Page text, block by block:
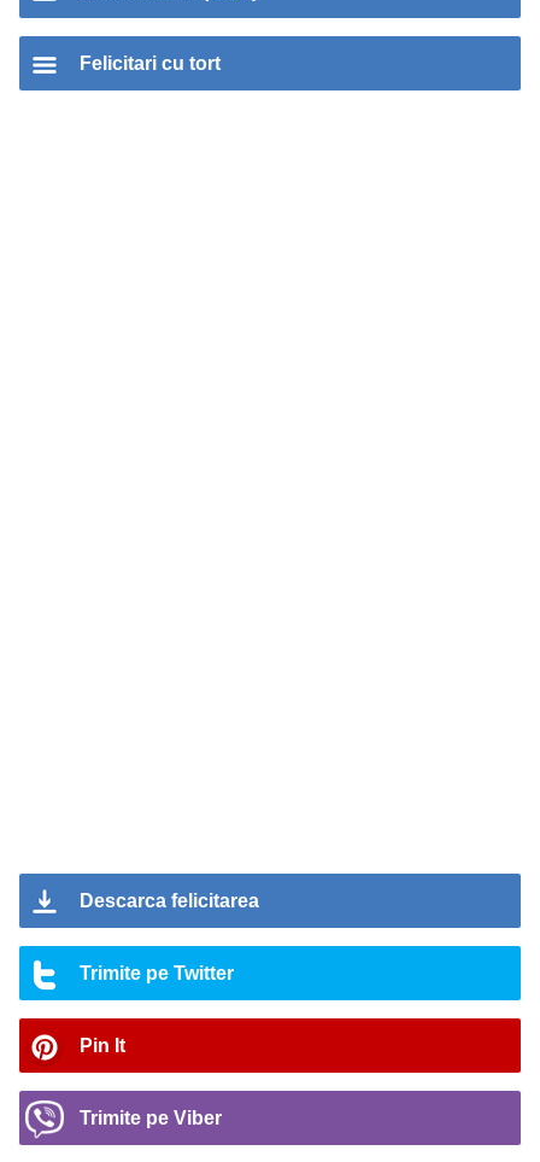
Felicitari cu tort
Descarca felicitarea
Trimite pe Twitter
Pin It
Trimite pe Viber